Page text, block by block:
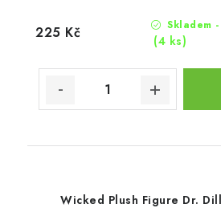
Skladem
(4 ks)
225 Kč
Wicked Plush Figure Dr.